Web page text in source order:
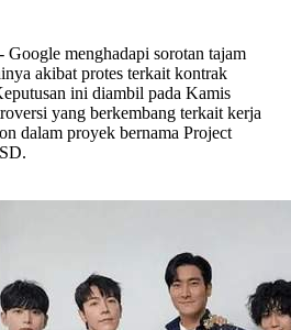
menghadapi sorotan tajam
akibat protes terkait kontrak
ini diambil pada Kamis
yang berkembang terkait kerja
dalam proyek bernama Project